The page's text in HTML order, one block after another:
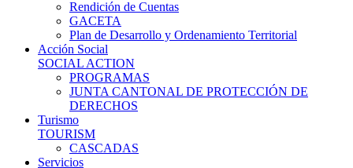
Rendición de Cuentas
GACETA
Plan de Desarrollo y Ordenamiento Territorial
Acción Social
SOCIAL ACTION
PROGRAMAS
JUNTA CANTONAL DE PROTECCIÓN DE
DERECHOS
Turismo
TOURISM
CASCADAS
Servicios